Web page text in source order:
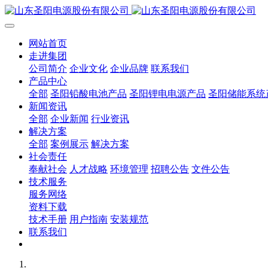
网站首页
走进集团
公司简介 企业文化 企业品牌 联系我们
产品中心
全部 圣阳铅酸电池产品 圣阳锂电电源产品 圣阳储能系统
新闻资讯
全部 企业新闻 行业资讯
解决方案
全部 案例展示 解决方案
社会责任
奉献社会 人才战略 环境管理 招聘公告 文件公告
技术服务
服务网络
资料下载
技术手册 用户指南 安装规范
联系我们